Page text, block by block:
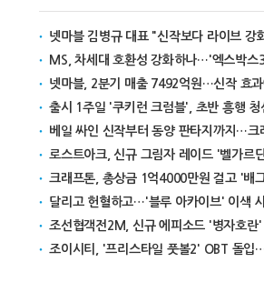
출시 1주일 '쿠키런 크럼블', 초반 흥행 청
로스트아크, 신규 그림자 레이드 '벨가르
달리고 헌혈하고…'블루 아카이브' 이색